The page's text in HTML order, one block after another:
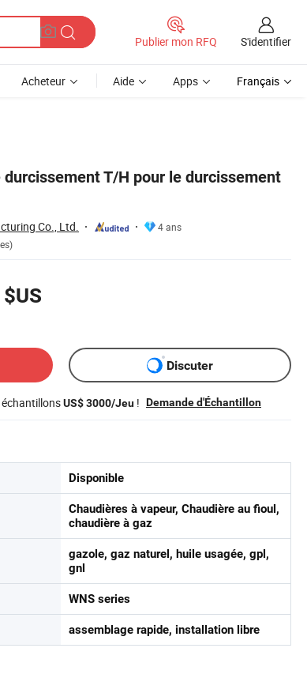
Publier mon RFQ S'identifier
Acheteur Aide Apps Français
durcissement T/H pour le durcissement
Co., Ltd.
4 ans
Discuter
échantillonsUS$ 3000/Jeu ! Demande d'Échantillon
Disponible
Chaudières à vapeur, Chaudière au fioul,
chaudière à gaz
gazole, gaz naturel, huile usagée, gpl,
gnl
WNS series
assemblage rapide, installation libre